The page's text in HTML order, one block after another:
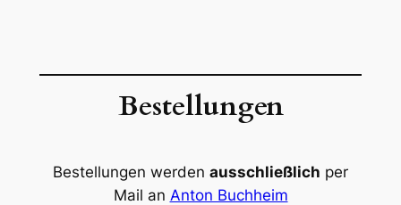
Bestellungen
Bestellungen werden ausschließlich per
Mail an Anton Buchheim